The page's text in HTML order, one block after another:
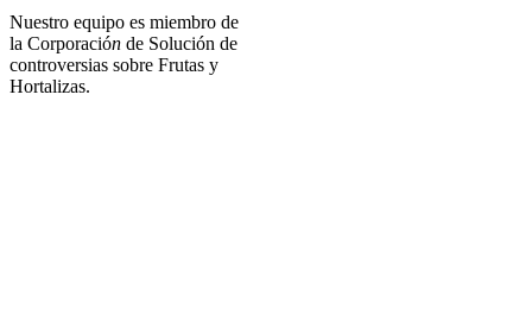
Nuestro equipo es miembro de
la Corporación de Solución de
controversias sobre Frutas y
Hortalizas.